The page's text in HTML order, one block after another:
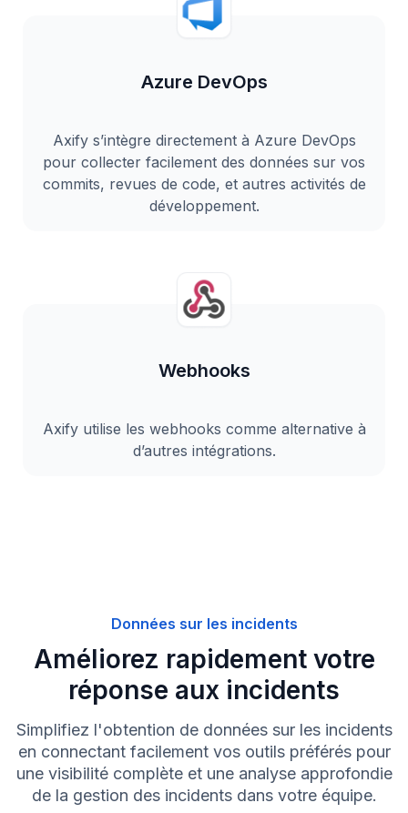
Azure DevOps
Axify s’intègre directement à Azure DevOps
pour collecter facilement des données sur vos
commits, revues de code, et autres activités de
développement.
Webhooks
Axify utilise les webhooks comme alternative à
d’autres intégrations.
Données sur les incidents
Améliorez rapidement votre
réponse aux incidents
Simplifiez l'obtention de données sur les incidents
en connectant facilement vos outils préférés pour
une visibilité complète et une analyse approfondie
de la gestion des incidents dans votre équipe.